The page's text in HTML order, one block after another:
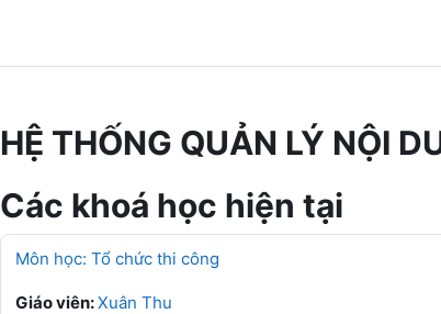
HỆ THỐNG QUẢN LÝ NỘI
Các khoá học hiện tại
Môn học: Tổ chức thi công
Giáo viên:Xuân Thu